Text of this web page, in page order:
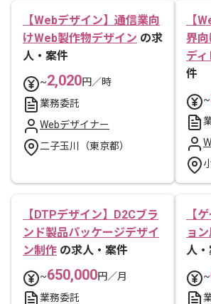
【Webデザイン】通信業向
けWeb製作物デザイン の求
人・案件
~2,020円／時
業務委託
Webデザイナー
二子玉川（東京都）
【
界
デ
件
~
【DTPデザイン】D2Cブラ
ンド製品パッケージデザイ
ン制作 の求人・案件
~650,000円／月
業務委託
【
ョ
人
~